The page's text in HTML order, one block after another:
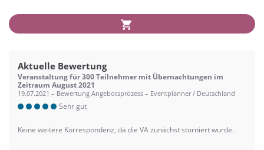
Aktuelle Bewertung
Veranstaltung für 300 Teilnehmer mit Übernachtungen im
Zeitraum August 2021
19.07.2021 – Bewertung Angebotsprozess – Eventplanner / Deutschland
Sehr gut
Keine weitere Korrespondenz, da die VA zunächst storniert wurde.